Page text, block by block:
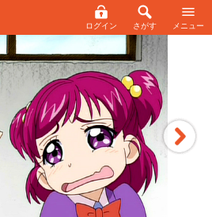
ログイン さがす メニュー